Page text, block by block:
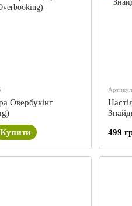
Овербукінг
Купити
499